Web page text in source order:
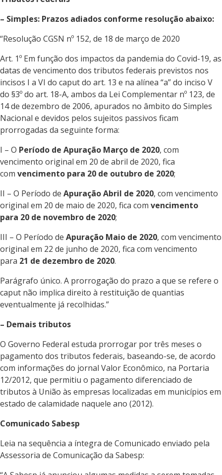
– Simples: Prazos adiados conforme resolução abaixo:
“Resolução CGSN nº 152, de 18 de março de 2020
Art. 1º Em função dos impactos da pandemia do Covid-19, as
datas de vencimento dos tributos federais previstos nos
incisos I a VI do caput do art. 13 e na alínea “a” do inciso V
do §3º do art. 18-A, ambos da Lei Complementar nº 123, de
14 de dezembro de 2006, apurados no âmbito do Simples
Nacional e devidos pelos sujeitos passivos ficam
prorrogadas da seguinte forma:
I – O Período de Apuração Março de 2020, com
vencimento original em 20 de abril de 2020, fica
com vencimento para 20 de outubro de 2020;
II – O Período de Apuração Abril de 2020, com vencimento
original em 20 de maio de 2020, fica com vencimento
para 20 de novembro de 2020;
III – O Período de Apuração Maio de 2020, com vencimento
original em 22 de junho de 2020, fica com vencimento
para 21 de dezembro de 2020.
Parágrafo único. A prorrogação do prazo a que se refere o
caput não implica direito à restituição de quantias
eventualmente já recolhidas.”
– Demais tributos
O Governo Federal estuda prorrogar por três meses o
pagamento dos tributos federais, baseando-se, de acordo
com informações do jornal Valor Econômico, na Portaria
12/2012, que permitiu o pagamento diferenciado de
tributos à União às empresas localizadas em municípios em
estado de calamidade naquele ano (2012).
Comunicado Sabesp
Leia na sequência a íntegra de Comunicado enviado pela
Assessoria de Comunicação da Sabesp: